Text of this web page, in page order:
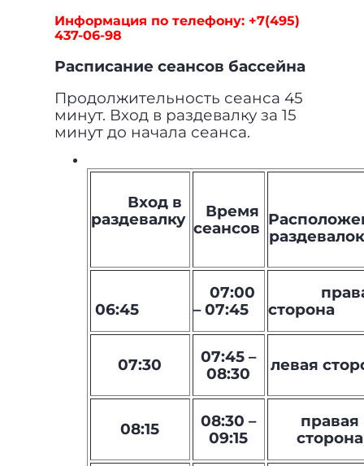
Информация по телефону: +7(495)
437-06-98
Расписание сеансов бассейна
Продолжительность сеанса 45
минут. Вход в раздевалку за 15
минут до начала сеанса.
Вход в
раздевалку
Время
сеансов
06:45
07:00
– 07:45
сторона
07:30
07:45 –
08:30
левая
08:15
08:30 –
09:15
правая
сторона